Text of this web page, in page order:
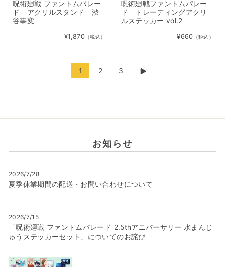
呪術廻戦 ファントムパレー
ド アクリルスタンド 渋
谷事変
¥1,870 （税込）
呪術廻戦ファントムパレー
ド トレーディングアクリ
ルステッカー vol.2
¥660 （税込）
1 2 3
次
お知らせ
2026/7/28
夏季休業期間の配送・お問い合わせについて
2026/7/15
「呪術廻戦 ファントムパレード 2.5thアニバーサリー 水まんじ
ゅうステッカーセット」についてのお詫び